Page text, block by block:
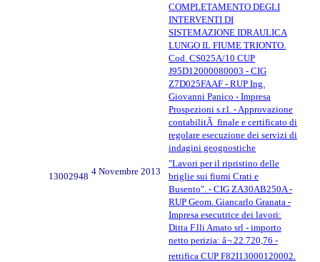
COMPLETAMENTO DEGLI
INTERVENTI DI
SISTEMAZIONE IDRAULICA
LUNGO IL FIUME TRIONTO.
Cod. CS025A/10 CUP
J95D12000080003 - CIG
Z7D025FAAF - RUP Ing.
Giovanni Panico - Impresa
Prospezioni s.r.l. - Approvazione
contabilitÃ finale e certificato di
regolare esecuzione dei servizi di
indagini geognostiche
13002948 4 Novembre 2013
"Lavori per il ripristino delle
briglie sui fiumi Crati e
Busento". - CIG ZA30AB250A -
RUP Geom. Giancarlo Granata -
Impresa esecutrice dei lavori:
Ditta F.lli Amato srl - importo
netto perizia: â¬ 22.720,76 -
rettifica CUP F82I13000120002.